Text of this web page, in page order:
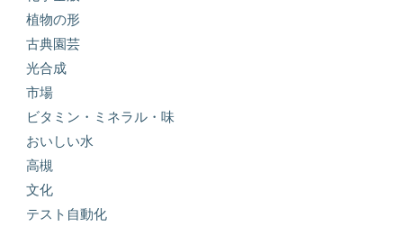
植物の形
古典園芸
光合成
市場
ビタミン・ミネラル・味
おいしい水
高槻
文化
テスト自動化